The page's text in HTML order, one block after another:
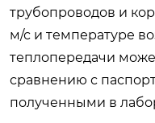
трубопроводов и
м/с и температуре
теплопередачи
сравнению с
полученными в